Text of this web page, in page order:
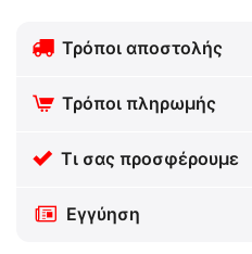
Τρόποι αποστολής
Τρόποι πληρωμής
Τι σας προσφέρουμε
Εγγύηση